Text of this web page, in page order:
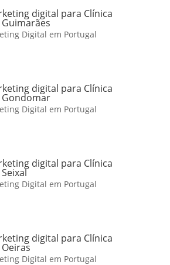
digital para Clínica
Digital em Portugal
digital para Clínica
Digital em Portugal
digital para Clínica
Digital em Portugal
digital para Clínica
Digital em Portugal